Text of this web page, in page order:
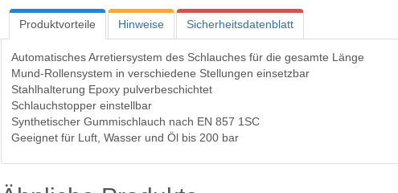
Produktvorteile Hinweise Sicherheitsdatenblatt
Automatisches Arretiersystem des Schlauches für die gesamte Länge
Mund-Rollensystem in verschiedene Stellungen einsetzbar
Stahlhalterung Epoxy pulverbeschichtet
Schlauchstopper einstellbar
Synthetischer Gummischlauch nach EN 857 1SC
Geeignet für Luft, Wasser und Öl bis 200 bar